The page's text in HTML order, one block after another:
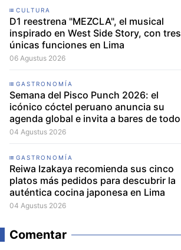
CULTURA
D1 reestrena "MEZCLA", el musical
inspirado en West Side Story, con tres
únicas funciones en Lima
06 Agustus 2026
GASTRONOMÍA
Semana del Pisco Punch 2026: el
icónico cóctel peruano anuncia su
agenda global e invita a bares de todo
el mundo a participar
04 Agustus 2026
GASTRONOMÍA
Reiwa Izakaya recomienda sus cinco
platos más pedidos para descubrir la
auténtica cocina japonesa en Lima
04 Agustus 2026
Comentar